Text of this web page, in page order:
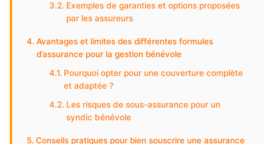
Exemples de garanties et options proposées
par les assureurs
Avantages et limites des différentes formules
d’assurance pour la gestion bénévole
Pourquoi opter pour une couverture complète
et adaptée ?
Les risques de sous-assurance pour un
syndic bénévole
Conseils pratiques pour bien souscrire une assurance